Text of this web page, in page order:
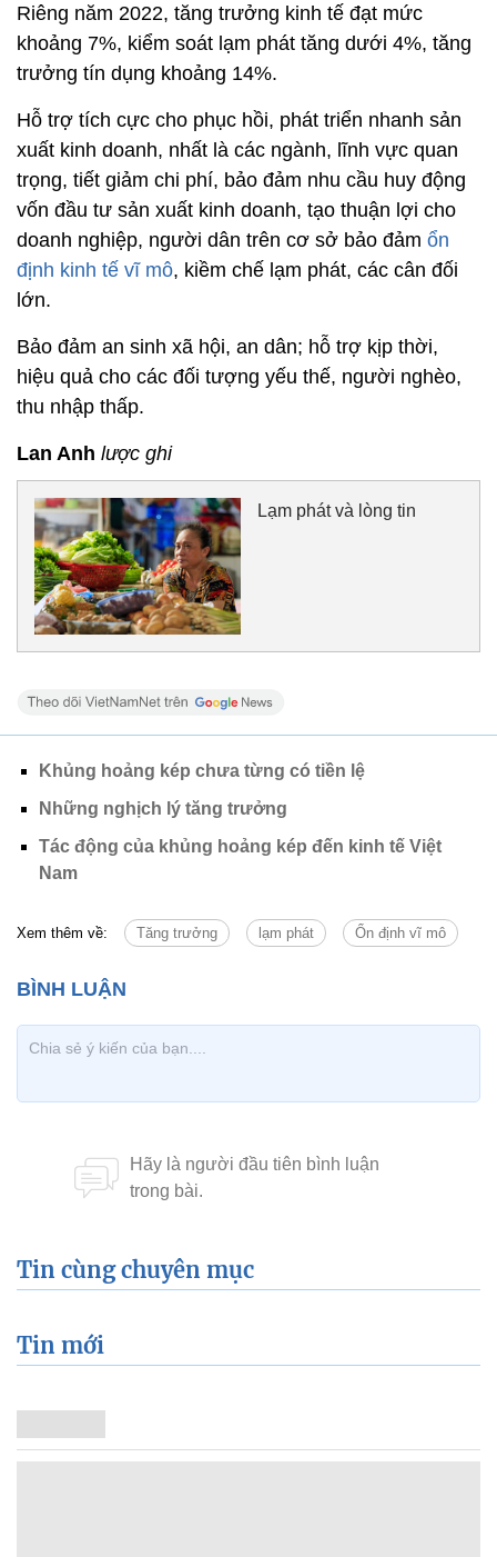
Riêng năm 2022, tăng trưởng kinh tế đạt mức
khoảng 7%, kiểm soát lạm phát tăng dưới 4%, tăng
trưởng tín dụng khoảng 14%.
Hỗ trợ tích cực cho phục hồi, phát triển nhanh sản
xuất kinh doanh, nhất là các ngành, lĩnh vực quan
trọng, tiết giảm chi phí, bảo đảm nhu cầu huy động
vốn đầu tư sản xuất kinh doanh, tạo thuận lợi cho
doanh nghiệp, người dân trên cơ sở bảo đảm ổn
định kinh tế vĩ mô, kiềm chế lạm phát, các cân đối
lớn.
Bảo đảm an sinh xã hội, an dân; hỗ trợ kịp thời,
hiệu quả cho các đối tượng yếu thế, người nghèo,
thu nhập thấp.
Lan Anh lược ghi
Lạm phát và lòng tin
Khủng hoảng kép chưa từng có tiền lệ
Những nghịch lý tăng trưởng
Tác động của khủng hoảng kép đến kinh tế Việt
Nam
Xem thêm về: Tăng trưởng lạm phát Ổn định vĩ mô
Tin cùng chuyên mục
Tin mới